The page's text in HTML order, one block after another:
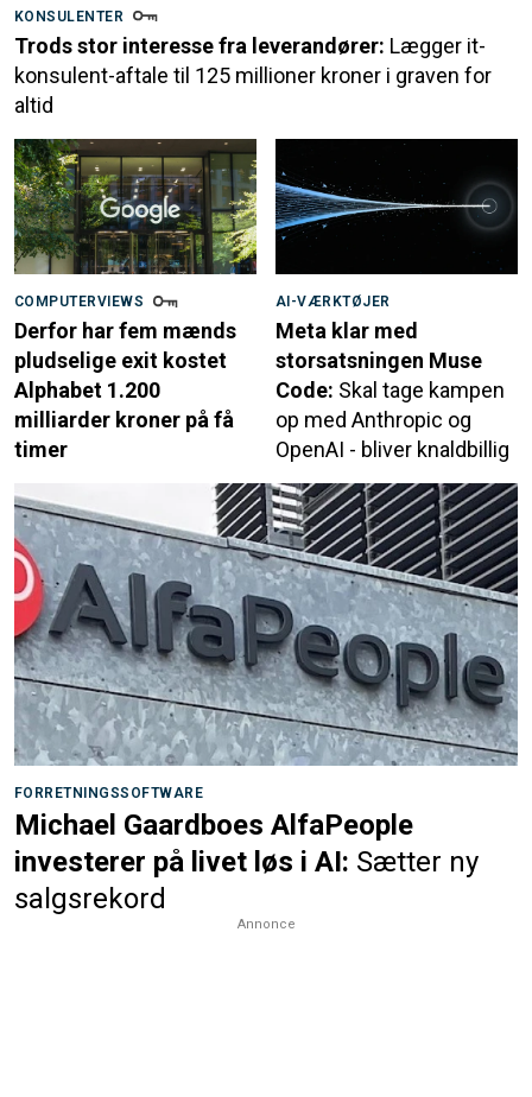
KONSULENTER
Trods stor interesse fra leverandører: Lægger it-
konsulent-aftale til 125 millioner kroner i graven for
altid
COMPUTERVIEWS
Derfor har fem mænds
pludselige exit kostet
Alphabet 1.200
milliarder kroner på få
timer
AI-VÆRKTØJER
Meta klar med
storsatsningen Muse
Code: Skal tage kampen
op med Anthropic og
OpenAI - bliver knaldbillig
FORRETNINGSSOFTWARE
Michael Gaardboes AlfaPeople
investerer på livet løs i AI: Sætter ny
salgsrekord
Annonce